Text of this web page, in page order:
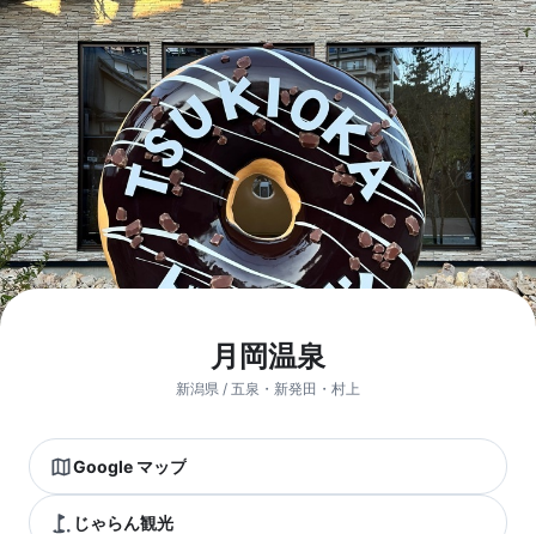
月岡温泉
新潟県 / 五泉・新発田・村上
Google マップ
じゃらん観光